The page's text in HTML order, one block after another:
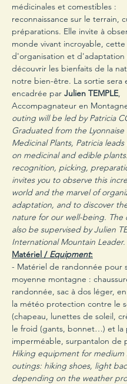
médicinales et comestibles :
reconnaissance sur le terrain,
préparations. Elle invite à
monde vivant incroyable, cette
d'organisation et d'adaptation
découvrir les bienfaits de la
notre bien-être. La sortie sera
encadrée par Julien TEMPLE,
Accompagnateur en
outing will be led by Patricia
Graduated from the
Medicinal Plants, Patricia
on medicinal and edible
recognition, picking,
invites you to observe this
world and the marvel of
adaptation, and to discover
nature for our well-being. The
also be supervised by Julien
International Mountain Leader.
Matériel / Equipment:
- Matériel de randonnée pour
moyenne montagne :
randonnée, sac à dos léger,
la météo protection contre le
(chapeau, lunettes de soleil,
le froid (gants, bonnet…) et la
imperméable, surpantalon de
Hiking equipment for medium
outings: hiking shoes, light
depending on the weather